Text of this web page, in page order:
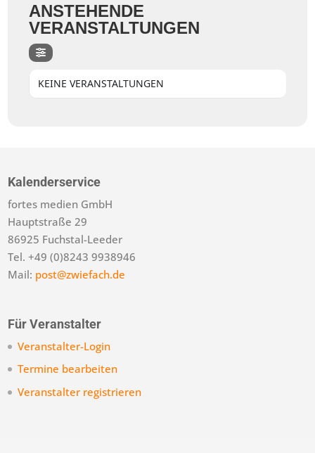
ANSTEHENDE
VERANSTALTUNGEN
KEINE VERANSTALTUNGEN
Kalenderservice
fortes medien GmbH
Hauptstraße 29
86925 Fuchstal-Leeder
Tel. +49 (0)8243 9938946
Mail: post@zwiefach.de
Für Veranstalter
Veranstalter-Login
Termine bearbeiten
Veranstalter registrieren